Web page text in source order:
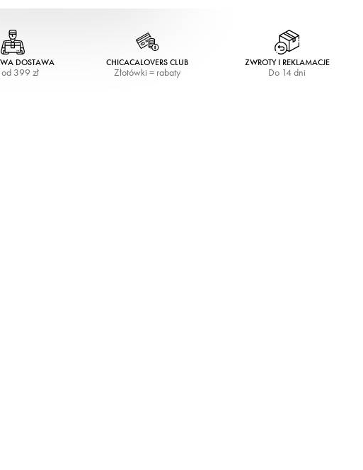
DOSTAWA
399 zł
CHICACALOVERS CLUB
Złotówki = rabaty
ZWROTY I REKLAMACJE
Do 14 dni